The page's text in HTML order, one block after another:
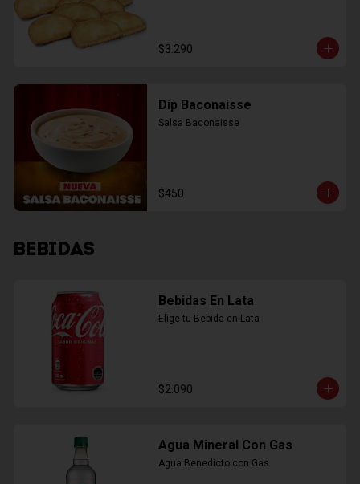
$3.290
Dip Baconaisse
Salsa Baconaisse
$450
BEBIDAS
Bebidas En Lata
Elige tu Bebida en Lata
$2.090
Agua Mineral Con Gas
Agua Benedicto con Gas